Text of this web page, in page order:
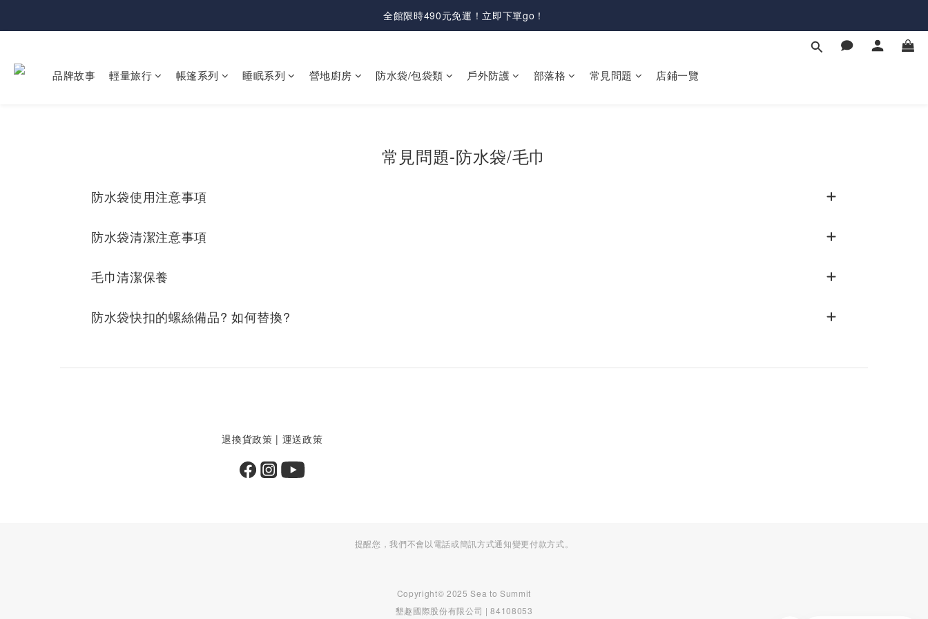
全館限時490元免運！立即下單go！
品牌故事 輕量旅行 帳篷系列 睡眠系列 營地廚房 防水袋/包袋類 戶外防護 部落格 常見問題 店鋪一覽
常見問題-防水袋/毛巾
防水袋使用注意事項
防水袋清潔注意事項
毛巾清潔保養
防水袋快扣的螺絲備品? 如何替換?
退換貨政策 | 運送政策
提醒您，我們不會以電話或簡訊方式通知變更付款方式。
Copyright© 2025 Sea to Summit
墾趣國際股份有限公司 | 84108053